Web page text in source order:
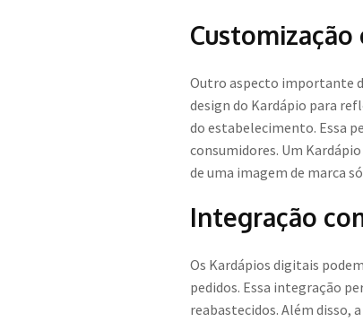
Customização
Outro aspecto importante
design do Kardápio para
do estabelecimento. Essa
consumidores. Um
de uma imagem de marca
Integração
Os Kardápios digitais
pedidos. Essa integração
reabastecidos. Além disso,